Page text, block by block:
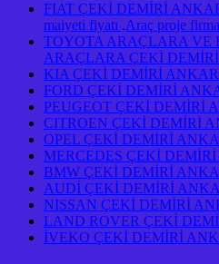
FIAT ÇEKİ DEMİRİ
maiyeti fiyatı ,Araç proje
TOYOTA ARAÇLARA
ARAÇLARA ÇEKİ
KIA ÇEKİ DEMİRİ
FORD ÇEKİ DEMİRİ
PEUGEOT ÇEKİ DEMİRİ
CITROEN ÇEKİ DEMİRİ
OPEL ÇEKİ DEMİRİ
MERCEDES ÇEKİ
BMW ÇEKİ DEMİRİ
AUDİ ÇEKİ DEMİRİ
NISSAN ÇEKİ DEMİRİ
LAND ROVER ÇEKİ
İVEKO ÇEKİ DEMİRİ